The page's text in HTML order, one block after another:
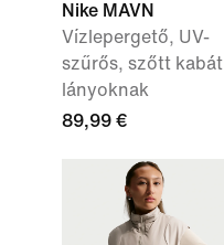
Nike MAVN
Vízlepergető, UV-
szűrős, szőtt kabát
lányoknak
89,99 €